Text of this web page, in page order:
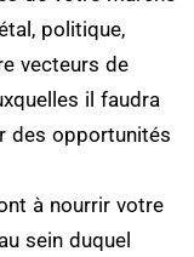
politique,
vecteurs de
il faudra
des opportunités
à nourrir votre
sein duquel